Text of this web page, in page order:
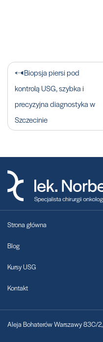
Nawigacja
wpisu
Biopsja piersi pod
kontrolą USG, szybka i
precyzyjna diagnostyka w
Szczecinie
Strona główna
Blog
Kursy USG
Kontakt
Aleja Bohaterów Warszawy 83C/2,